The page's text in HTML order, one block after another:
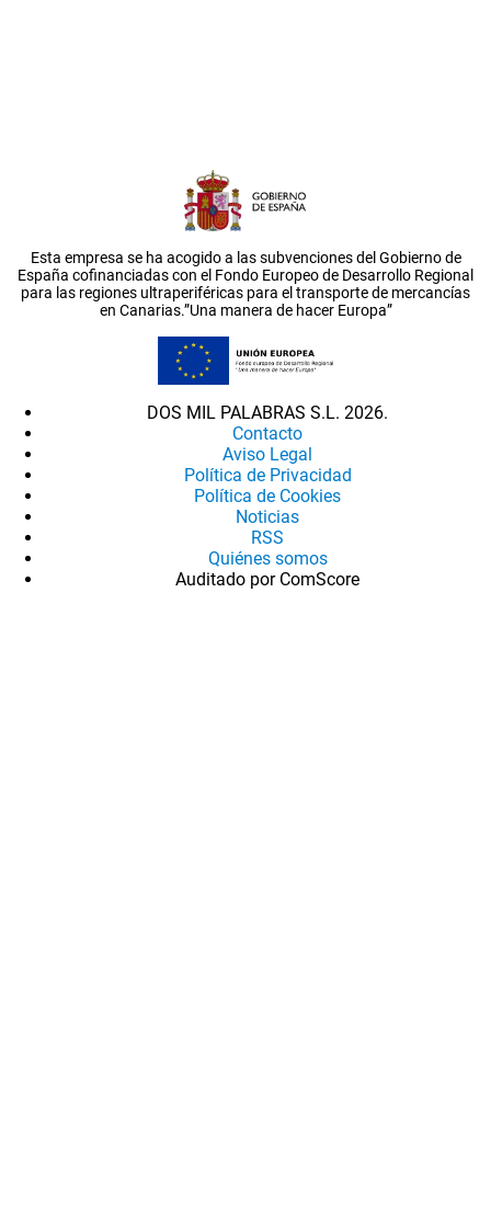
Esta empresa se ha acogido a las subvenciones del Gobierno de
España cofinanciadas con el Fondo Europeo de Desarrollo Regional
para las regiones ultraperiféricas para el transporte de mercancías
en Canarias.”Una manera de hacer Europa”
DOS MIL PALABRAS S.L. 2026.
Contacto
Aviso Legal
Política de Privacidad
Política de Cookies
Noticias
RSS
Quiénes somos
Auditado por ComScore